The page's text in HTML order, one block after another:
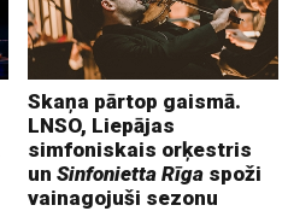
Skaņa pārtop gaismā.
LNSO, Liepājas
simfoniskais orķestris
unSinfonietta Rīga spoži
vainagojuši sezonu